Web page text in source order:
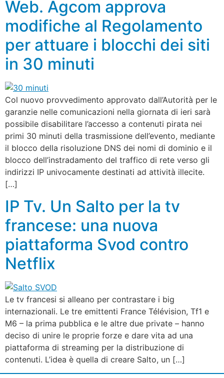
Web. Agcom approva
modifiche al Regolamento
per attuare i blocchi dei siti
in 30 minuti
Col nuovo provvedimento approvato dall’Autorità per le
garanzie nelle comunicazioni nella giornata di ieri sarà
possibile disabilitare l’accesso a contenuti pirata nei
primi 30 minuti della trasmissione dell’evento, mediante
il blocco della risoluzione DNS dei nomi di dominio e il
blocco dell’instradamento del traffico di rete verso gli
indirizzi IP univocamente destinati ad attività illecite.
[…]
IP Tv. Un Salto per la tv
francese: una nuova
piattaforma Svod contro
Netflix
Le tv francesi si alleano per contrastare i big
internazionali. Le tre emittenti France Télévision, Tf1 e
M6 – la prima pubblica e le altre due private – hanno
deciso di unire le proprie forze e dare vita ad una
piattaforma di streaming per la distribuzione di
contenuti. L’idea è quella di creare Salto, un […]